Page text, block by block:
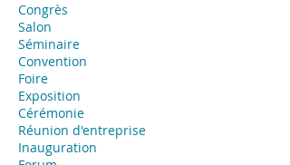
Congrès
Salon
Séminaire
Convention
Foire
Exposition
​Cérémonie
Réunion d'entreprise
Inauguration